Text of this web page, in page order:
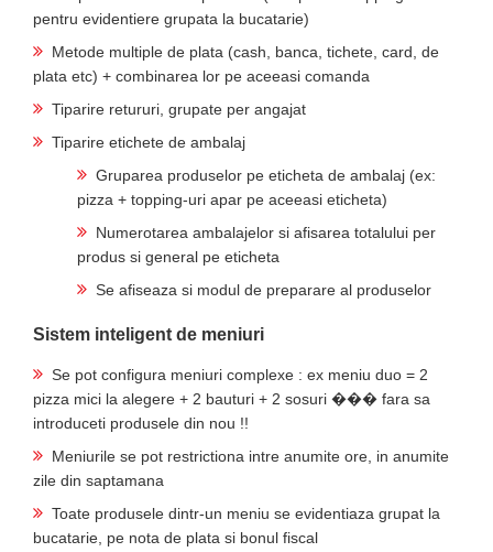
pentru evidentiere grupata la bucatarie)
Metode multiple de plata (cash, banca, tichete, card, de
plata etc) + combinarea lor pe aceeasi comanda
Tiparire retururi, grupate per angajat
Tiparire etichete de ambalaj
Gruparea produselor pe eticheta de ambalaj (ex:
pizza + topping-uri apar pe aceeasi eticheta)
Numerotarea ambalajelor si afisarea totalului per
produs si general pe eticheta
Se afiseaza si modul de preparare al produselor
Sistem inteligent de meniuri
Se pot configura meniuri complexe : ex meniu duo = 2
pizza mici la alegere + 2 bauturi + 2 sosuri ��� fara sa
introduceti produsele din nou !!
Meniurile se pot restrictiona intre anumite ore, in anumite
zile din saptamana
Toate produsele dintr-un meniu se evidentiaza grupat la
bucatarie, pe nota de plata si bonul fiscal